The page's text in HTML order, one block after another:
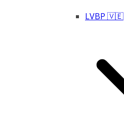
LVBP 🇻🇪